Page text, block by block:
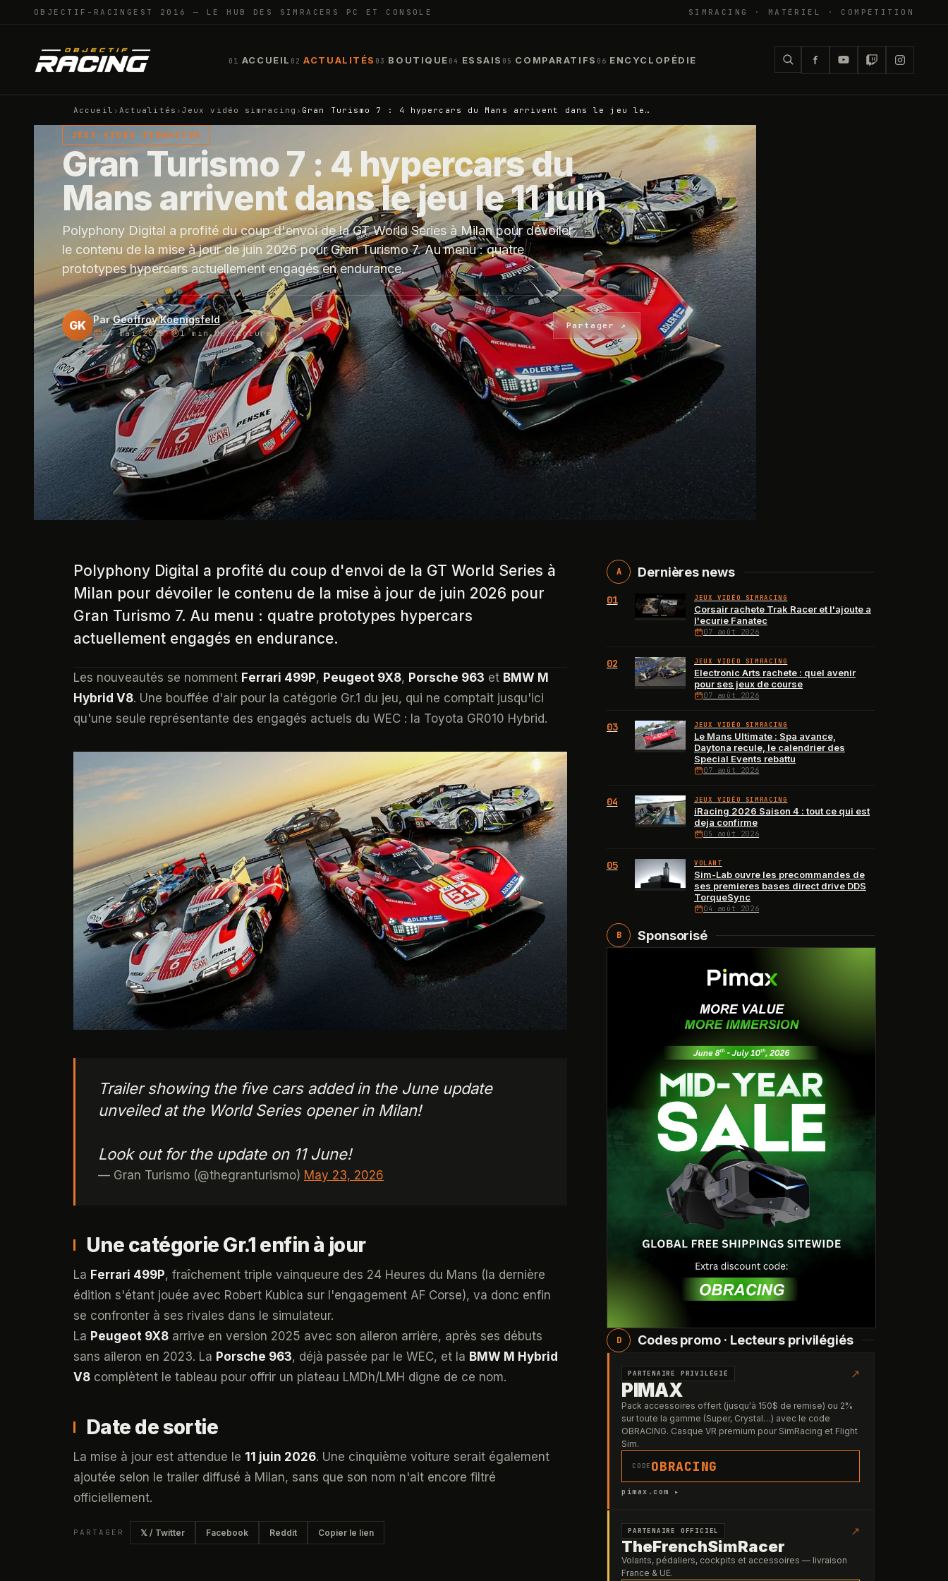
OBJECTIF-RACING EST 2016 — LE HUB DES SIMRACERS PC ET CONSOLE SIMRACING · MATÉRIEL · COMPÉTITION
01 ACCUEIL 02 ACTUALITÉS 03 BOUTIQUE 04 ESSAIS 05 COMPARATIFS 06 ENCYCLOPÉDIE
Accueil › Actualités › Jeux vidéo simracing › Gran Turismo 7 : 4 hypercars du Mans arrivent dans le jeu le…
JEUX VIDÉO SIMRACING
Gran Turismo 7 : 4 hypercars du
Mans arrivent dans le jeu le 11 juin
Polyphony Digital a profité du coup d'envoi de la GT World Series à Milan pour dévoiler
le contenu de la mise à jour de juin 2026 pour Gran Turismo 7. Au menu : quatre
prototypes hypercars actuellement engagés en endurance.
GK Par Geoffroy Koenigsfeld
24 mai 2026· 1 min de lecture
Partager ↗
Polyphony Digital a profité du coup d'envoi de la GT World Series à
Milan pour dévoiler le contenu de la mise à jour de juin 2026 pour
Gran Turismo 7. Au menu : quatre prototypes hypercars
actuellement engagés en endurance.
Les nouveautés se nomment Ferrari 499P, Peugeot 9X8, Porsche 963 et BMW M
Hybrid V8. Une bouffée d'air pour la catégorie Gr.1 du jeu, qui ne comptait jusqu'ici
qu'une seule représentante des engagés actuels du WEC : la Toyota GR010 Hybrid.
Trailer showing the five cars added in the June update
unveiled at the World Series opener in Milan!
Look out for the update on 11 June!
— Gran Turismo (@thegranturismo) May 23, 2026
Une catégorie Gr.1 enfin à jour
La Ferrari 499P, fraîchement triple vainqueure des 24 Heures du Mans (la dernière
édition s'étant jouée avec Robert Kubica sur l'engagement AF Corse), va donc enfin
se confronter à ses rivales dans le simulateur.
La Peugeot 9X8 arrive en version 2025 avec son aileron arrière, après ses débuts
sans aileron en 2023. La Porsche 963, déjà passée par le WEC, et la BMW M Hybrid
V8 complètent le tableau pour offrir un plateau LMDh/LMH digne de ce nom.
Date de sortie
La mise à jour est attendue le 11 juin 2026. Une cinquième voiture serait également
ajoutée selon le trailer diffusé à Milan, sans que son nom n'ait encore filtré
officiellement.
PARTAGER 𝕏 / Twitter Facebook Reddit Copier le lien
A Dernières news
01 JEUX VIDÉO SIMRACING
Corsair rachete Trak Racer et l'ajoute a
l'ecurie Fanatec
07 août 2026
02 JEUX VIDÉO SIMRACING
Electronic Arts rachete : quel avenir
pour ses jeux de course
07 août 2026
03 JEUX VIDÉO SIMRACING
Le Mans Ultimate : Spa avance,
Daytona recule, le calendrier des
Special Events rebattu
07 août 2026
04 JEUX VIDÉO SIMRACING
iRacing 2026 Saison 4 : tout ce qui est
deja confirme
05 août 2026
05 VOLANT
Sim-Lab ouvre les precommandes de
ses premieres bases direct drive DDS
TorqueSync
04 août 2026
B Sponsorisé
D Codes promo · Lecteurs privilégiés
PARTENAIRE PRIVILÉGIÉ ↗
PIMAX
Pack accessoires offert (jusqu'à 150$ de remise) ou 2%
sur toute la gamme (Super, Crystal…) avec le code
OBRACING. Casque VR premium pour SimRacing et Flight
Sim.
CODE OBRACING
pimax.com ▸
PARTENAIRE OFFICIEL ↗
TheFrenchSimRacer
Volants, pédaliers, cockpits et accessoires — livraison
France & UE.